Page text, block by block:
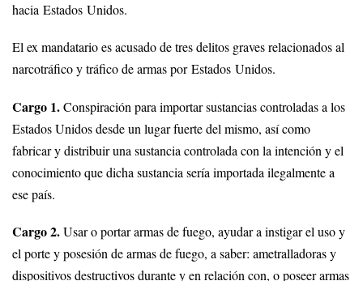
hacia Estados Unidos.
El ex mandatario es acusado de tres delitos graves relacionados al
narcotráfico y tráfico de armas por Estados Unidos.
Cargo 1.Conspiración para importar sustancias controladas a los
Estados Unidos desde un lugar fuerte del mismo, así como
fabricar y distribuir una sustancia controlada con la intención y el
conocimiento que dicha sustancia sería importada ilegalmente a
ese país.
Cargo 2.Usar o portar armas de fuego, ayudar a instigar el uso y
el porte y posesión de armas de fuego, a saber: ametralladoras y
dispositivos destructivos durante y en relación con, o poseer armas